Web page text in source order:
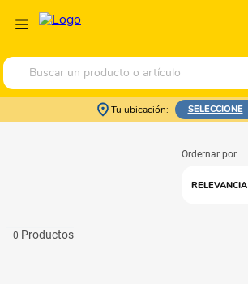
Buscar un producto o artículo
Tu ubicación: SELECCIONE
RELEVANCIA
0